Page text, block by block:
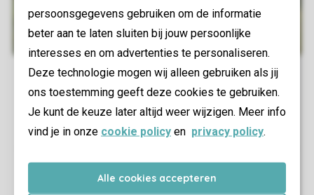
persoonsgegevens gebruiken om de informatie
beter aan te laten sluiten bij jouw persoonlijke
interesses en om advertenties te personaliseren.
Deze technologie mogen wij alleen gebruiken als jij
ons toestemming geeft deze cookies te gebruiken.
Je kunt de keuze later altijd weer wijzigen. Meer info
vind je in onze cookie policy en privacy policy.
Alle cookies accepteren